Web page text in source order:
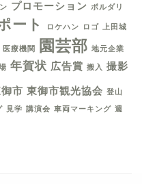
プロモーション ボルダリ
ート ロケハン ロゴ 上田城
医療機関 園芸部 地元企業
年賀状 広告賞 搬入 撮影
市 東御市観光協会 登山
見学 講演会 車両マーキング 週